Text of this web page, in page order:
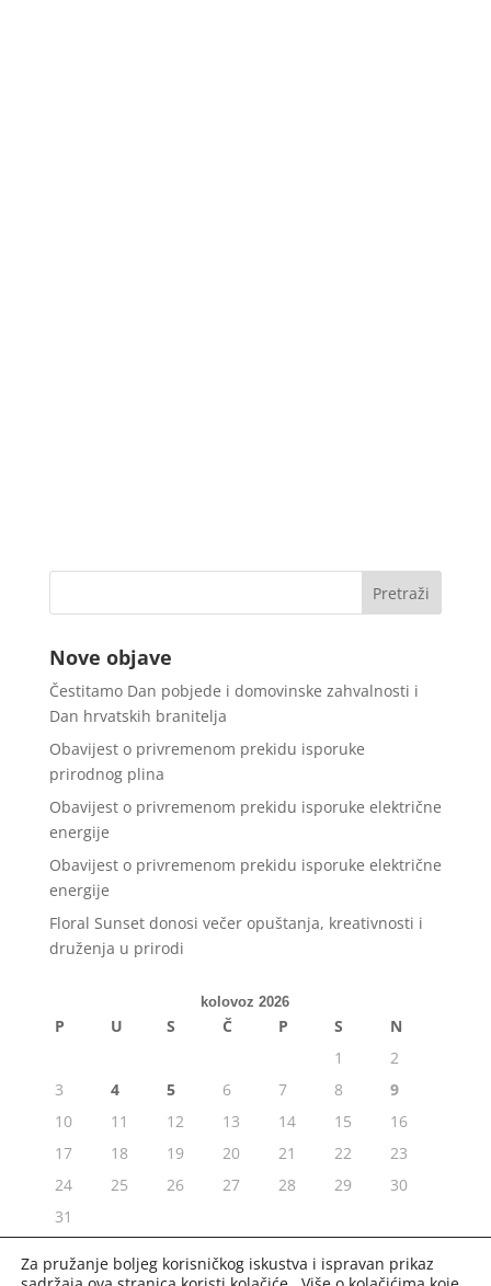
Nove objave
Čestitamo Dan pobjede i domovinske zahvalnosti i
Dan hrvatskih branitelja
Obavijest o privremenom prekidu isporuke
prirodnog plina
Obavijest o privremenom prekidu isporuke električne
energije
Obavijest o privremenom prekidu isporuke električne
energije
Floral Sunset donosi večer opuštanja, kreativnosti i
druženja u prirodi
kolovoz 2026
P U S Č P S
N
1
2
3
4 5 6 7 8
9
10
11 12 13 14 15
16
17
18 19 20 21 22
23
24
25 26 27 28 29
30
31
« srp
Za pružanje boljeg korisničkog iskustva i ispravan prikaz